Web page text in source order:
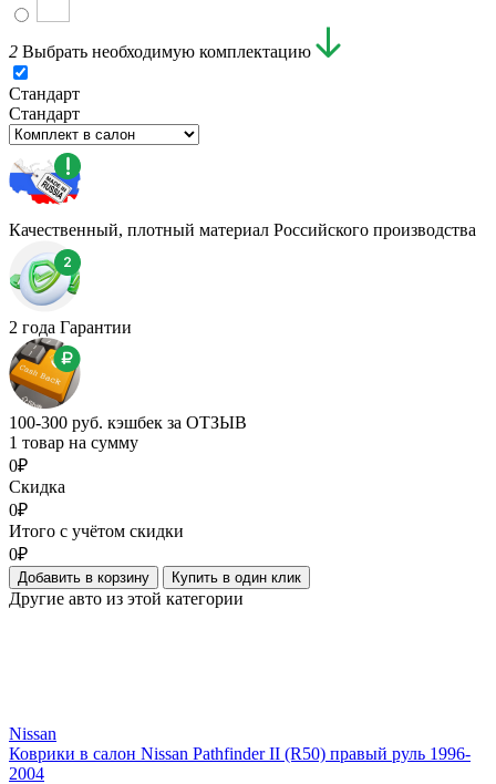
2 Выбрать необходимую комплектацию
Стандарт
Стандарт
Качественный, плотный материал Российского производства
2 года Гарантии
100-300 руб. кэшбек за ОТЗЫВ
1 товар на сумму
0₽
Скидка
0₽
Итого с учётом скидки
0₽
Добавить в корзину Купить в один клик
Другие авто из этой категории
Nissan
Коврики в салон Nissan Pathfinder II (R50) правый руль 1996-
2004